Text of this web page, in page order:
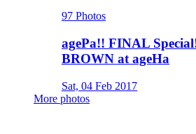
97 Photos
agePa!! FINAL
BROWN at ageHa
Sat, 04 Feb 2017
More photos